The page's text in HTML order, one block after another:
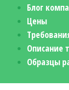
Блог
Цены
Описание
Образцы